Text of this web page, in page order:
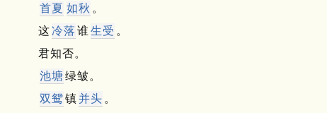
首夏 如秋 。
这冷落 谁生受 。
君知否。
池塘绿皱。
双鸳镇并头 。